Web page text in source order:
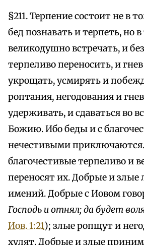
§211. Терпение состоит не в
бед познавать и терпеть, но
великодушно встречать, и
терпеливо переносить, и
укрощать, усмирять и
роптания, негодования и
удерживать, и сдаваться во
Божию. Ибо беды и с
нечестивыми
благочестивые терпеливо и
переносят их. Добрые и
имений. Добрые с Иовом
Господь и отнял; да будет
Иов. 1:21); злые ропщут и
хулят. Добрые и злые